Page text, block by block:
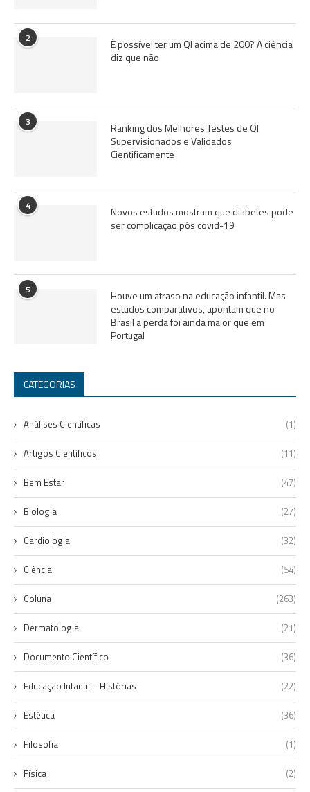
2
É possível ter um QI acima de 200? A ciência
diz que não
3
Ranking dos Melhores Testes de QI
Supervisionados e Validados
Cientificamente
4
Novos estudos mostram que diabetes pode
ser complicação pós covid-19
5
Houve um atraso na educação infantil. Mas
estudos comparativos, apontam que no
Brasil a perda foi ainda maior que em
Portugal
CATEGORIAS
Análises Científicas (1)
Artigos Científicos (11)
Bem Estar (47)
Biologia (27)
Cardiologia (32)
Ciência (54)
Coluna (263)
Dermatologia (21)
Documento Científico (36)
Educação Infantil – Histórias (22)
Estética (36)
Filosofia (1)
Física (2)